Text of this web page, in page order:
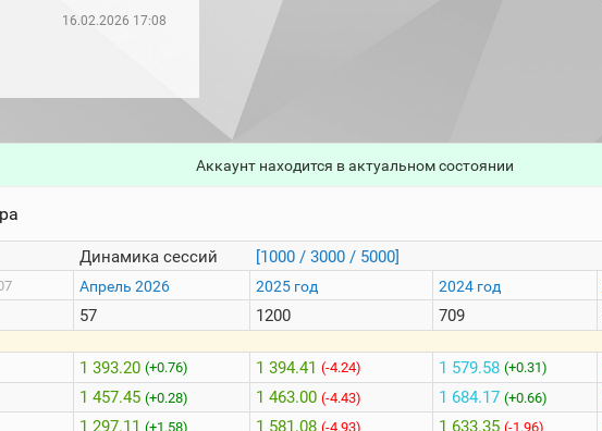
16.02.2026 17:08
Аккаунт находится в актуальном состоянии
Динамика сессий
Апрель 2026
57
1 393.20 (+0.76)
1 457.45 (+0.28)
1 297.11 (+1.58)
[1000 / 3000 / 5000]
2025 год
1200
1 394.41 (-4.24)
1 463.00 (-4.43)
1 581.08 (-4.93)
2024 год
709
1 579.58 (+0.31)
1 684.17 (+0.66)
1 633.35 (-1.96)